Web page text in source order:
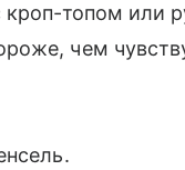
топом или
чем